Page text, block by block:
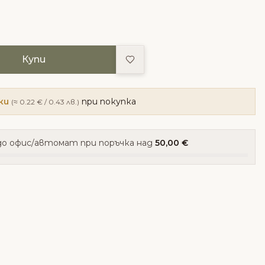
Купи Добави в любими
(≈ 0.22 € / 0.43 лв.) при покупка
офис/автомат при поръчка над 50,00 €